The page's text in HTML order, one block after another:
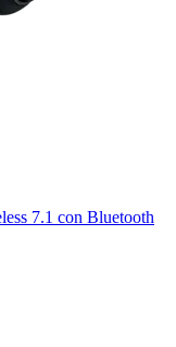
7.1 con Bluetooth